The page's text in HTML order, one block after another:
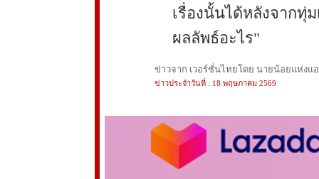
เรื่องนั้นได้หลังจากทุ่
ผลลัพธ์อะไร"
ข่าวจาก เวอร์ชั่นไทยโดย นายน้อยแห่งแ
ข่าวประจำวันที่ : 18 พฤษภาคม 2569